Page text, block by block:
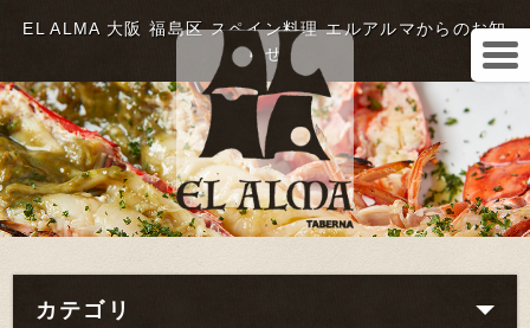
EL ALMA 大阪 福島区 スペイン料理 エルアルマからのお知
らせ
カテゴリ